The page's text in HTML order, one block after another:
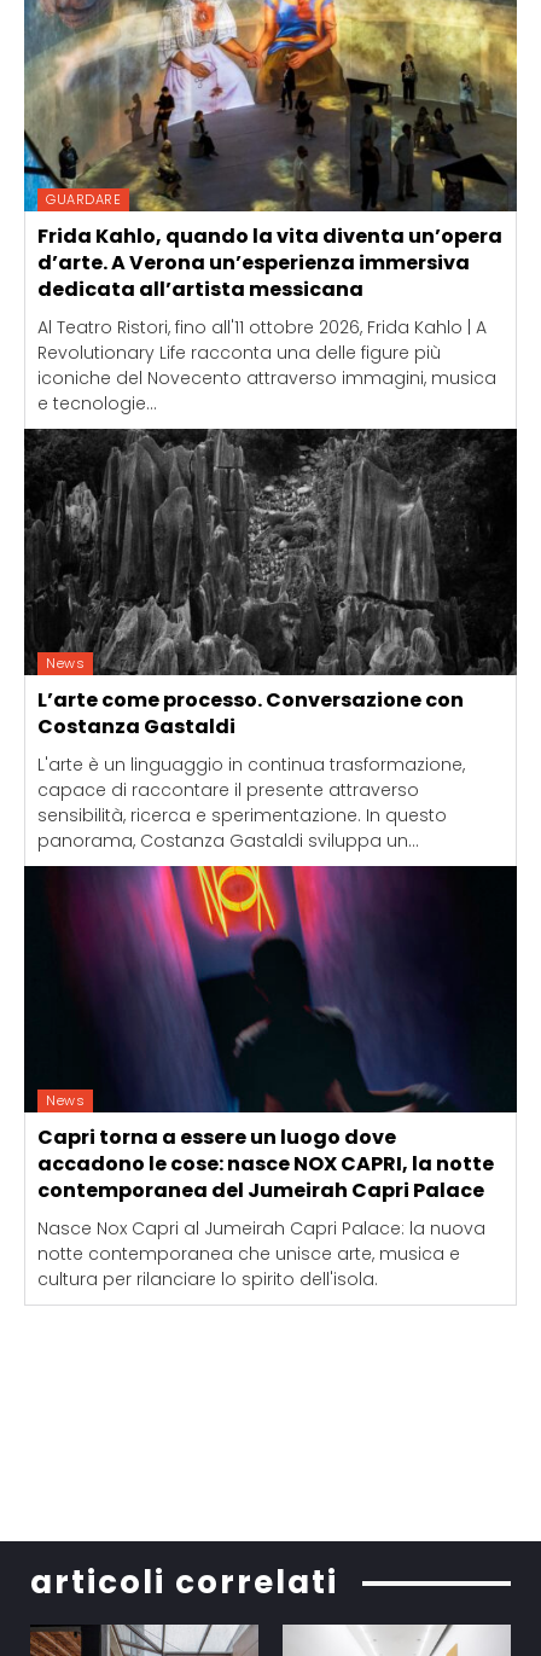
GUARDARE
Frida Kahlo, quando la vita diventa un’opera
d’arte. A Verona un’esperienza immersiva
dedicata all’artista messicana
Al Teatro Ristori, fino all'11 ottobre 2026, Frida Kahlo | A
Revolutionary Life racconta una delle figure più
iconiche del Novecento attraverso immagini, musica
e tecnologie...
News
L’arte come processo. Conversazione con
Costanza Gastaldi
L'arte è un linguaggio in continua trasformazione,
capace di raccontare il presente attraverso
sensibilità, ricerca e sperimentazione. In questo
panorama, Costanza Gastaldi sviluppa un...
News
Capri torna a essere un luogo dove
accadono le cose: nasce NOX CAPRI, la notte
contemporanea del Jumeirah Capri Palace
Nasce Nox Capri al Jumeirah Capri Palace: la nuova
notte contemporanea che unisce arte, musica e
cultura per rilanciare lo spirito dell'isola.
articoli correlati